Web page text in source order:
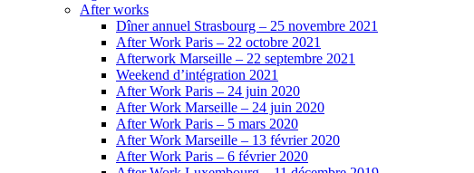
After works
Dîner annuel Strasbourg – 25 novembre 2021
After Work Paris – 22 octobre 2021
Afterwork Marseille – 22 septembre 2021
Weekend d’intégration 2021
After Work Paris – 24 juin 2020
After Work Marseille – 24 juin 2020
After Work Paris – 5 mars 2020
After Work Marseille – 13 février 2020
After Work Paris – 6 février 2020